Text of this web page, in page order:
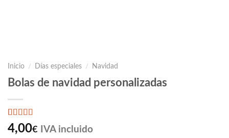
Inicio / Días especiales / Navidad
Bolas de navidad personalizadas
Valorado
con4.71de
7
4,00€ IVA incluido